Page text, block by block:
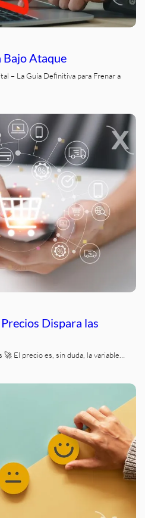
Bajo Ataque
– La Guía Definitiva para Frenar a
Dispara las
🚀 El precio es, sin duda, la variable…